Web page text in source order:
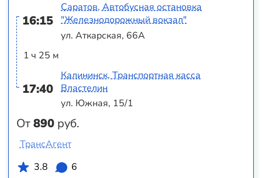
16:15
1 ч 25 м
17:40
От890 руб.
Саратов, Автобусная остановка
"Железнодорожный вокзал"
ул. Аткарская, 66А
Калининск, Транспортная касса
Властелин
ул. Южная, 15/1
ТрансАгент
3.8
6